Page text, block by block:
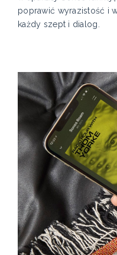
poprawić wyrazistość i
każdy szept i dialog.